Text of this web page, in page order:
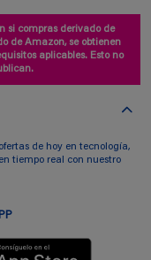
si compras derivado de
de Amazon, se obtienen
aplicables. Esto no
de hoy en tecnología,
tiempo real con nuestro